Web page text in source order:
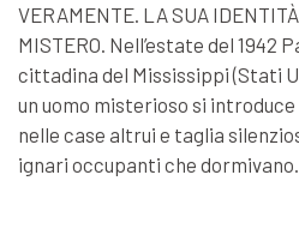
VERAMENTE. LA SUA
MISTERO. Nell’estate del 1942
cittadina del Mississippi (Stati
un uomo misterioso si
nelle case altrui e taglia
ignari occupanti che